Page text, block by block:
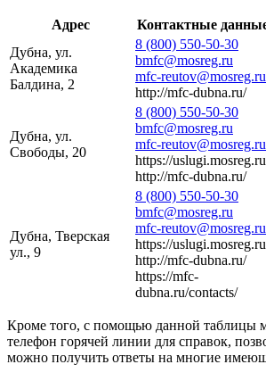
Адрес Контактные
Дубна, ул.
Академика
Балдина, 2
8 (800) 550-50-30
bmfc@mosreg.ru
mfc-reutov@mosreg.ru
http://mfc-dubna.ru/
Дубна, ул.
Свободы, 20
8 (800) 550-50-30
bmfc@mosreg.ru
mfc-reutov@mosreg.ru
https://
http://mfc-dubna.ru/
Дубна, Тверская
ул., 9
8 (800) 550-50-30
bmfc@mosreg.ru
mfc-reutov@mosreg.ru
https://
http://mfc-dubna.ru/
https://mfc-
dubna.ru/contacts/
Кроме того, с помощью данной таблицы
телефон горячей линии для справок,
можно получить ответы на многие